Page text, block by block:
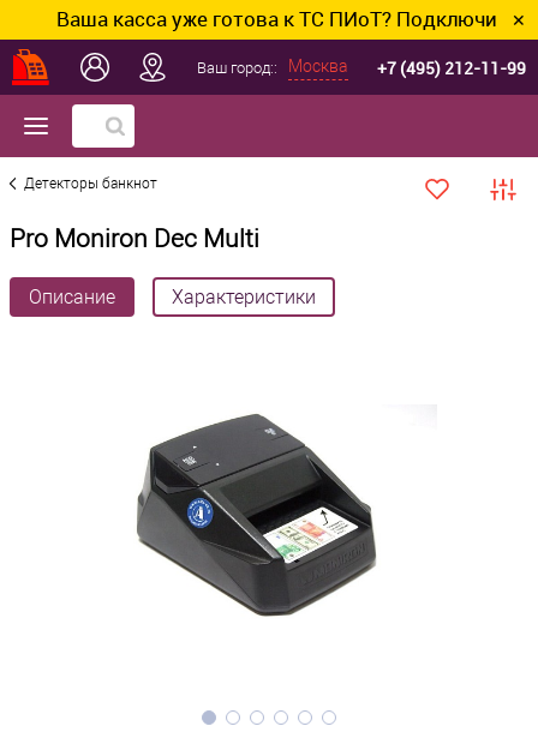
Ваша касса уже готова к ТС ПИоТ? Подключим и ✕
Ваш город:: Москва +7 (495) 212-11-99
Детекторы банкнот
Pro Moniron Dec Multi
Описание Характеристики